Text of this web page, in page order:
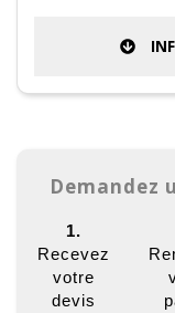
Demandez
1.
Recevez
votre
devis